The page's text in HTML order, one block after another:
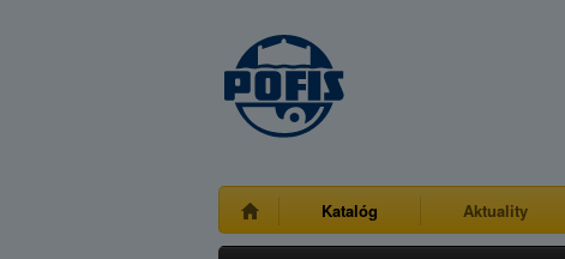
Katalóg Aktuality